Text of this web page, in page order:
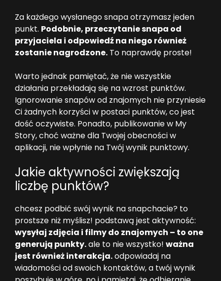
Za każdego wysłanego snapa otrzymasz jeden
punkt. Podobnie, przeczytanie snapa od
przyjaciela i odpowiedź na niego również
zostanie nagrodzone. To naprawdę proste!
Warto jednak pamiętać, że nie wszystkie
działania przekładają się na wzrost punktów.
Ignorowanie snapów od znajomych nie przyniesie
Ci żadnych korzyści w postaci punktów, co jest
dość oczywiste. Ponadto, publikowanie w My
Story, choć ważne dla Twojej obecności w
aplikacji, nie wpłynie na Twój wynik punktowy.
Jakie aktywności zwiększają
liczbę punktów?
chcesz podbić swój wynik na snapchacie? to
prostsze niż myślisz! podstawą jest aktywność:
wysyłaj zdjęcia i filmy do znajomych – to one
generują punkty.ale to nie wszystko! ważna
jest również interakcja.odpowiadaj na
wiadomości od swoich kontaktów, a twój wynik